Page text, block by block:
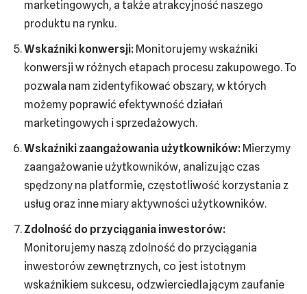
marketingowych, a także atrakcyjność naszego
produktu na rynku.
Wskaźniki konwersji: Monitorujemy wskaźniki
konwersji w różnych etapach procesu zakupowego. To
pozwala nam zidentyfikować obszary, w których
możemy poprawić efektywność działań
marketingowych i sprzedażowych.
Wskaźniki zaangażowania użytkowników: Mierzymy
zaangażowanie użytkowników, analizując czas
spędzony na platformie, częstotliwość korzystania z
usług oraz inne miary aktywności użytkowników.
Zdolność do przyciągania inwestorów:
Monitorujemy naszą zdolność do przyciągania
inwestorów zewnętrznych, co jest istotnym
wskaźnikiem sukcesu, odzwierciedlającym zaufanie